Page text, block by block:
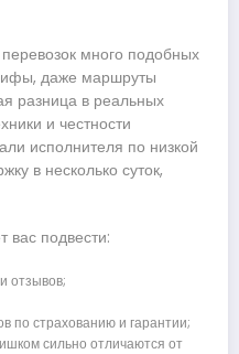
много подобных
даже маршруты
разница в реальных
и честности
исполнителя по низкой
в несколько суток,
вас подвести:
отзывов;
по страхованию и гарантии;
сильно отличаются от